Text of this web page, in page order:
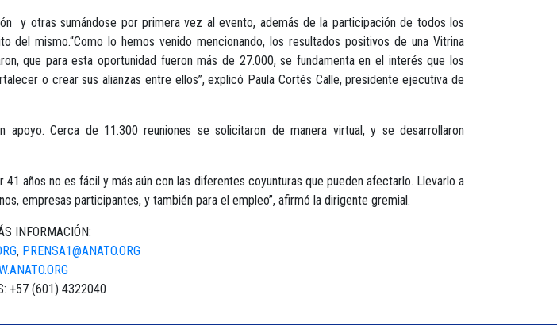
y otras sumándose por primera vez al evento, además de la participación de todos los
mismo.“Como lo hemos venido mencionando, los resultados positivos de una Vitrina
que para esta oportunidad fueron más de 27.000, se fundamenta en el interés que los
o crear sus alianzas entre ellos”, explicó Paula Cortés Calle, presidente ejecutiva de
Cerca de 11.300 reuniones se solicitaron de manera virtual, y se desarrollaron
años no es fácil y más aún con las diferentes coyunturas que pueden afectarlo. Llevarlo a
empresas participantes, y también para el empleo”, afirmó la dirigente gremial.
INFORMACIÓN:
, PRENSA1@ANATO.ORG
+57 (601) 4322040